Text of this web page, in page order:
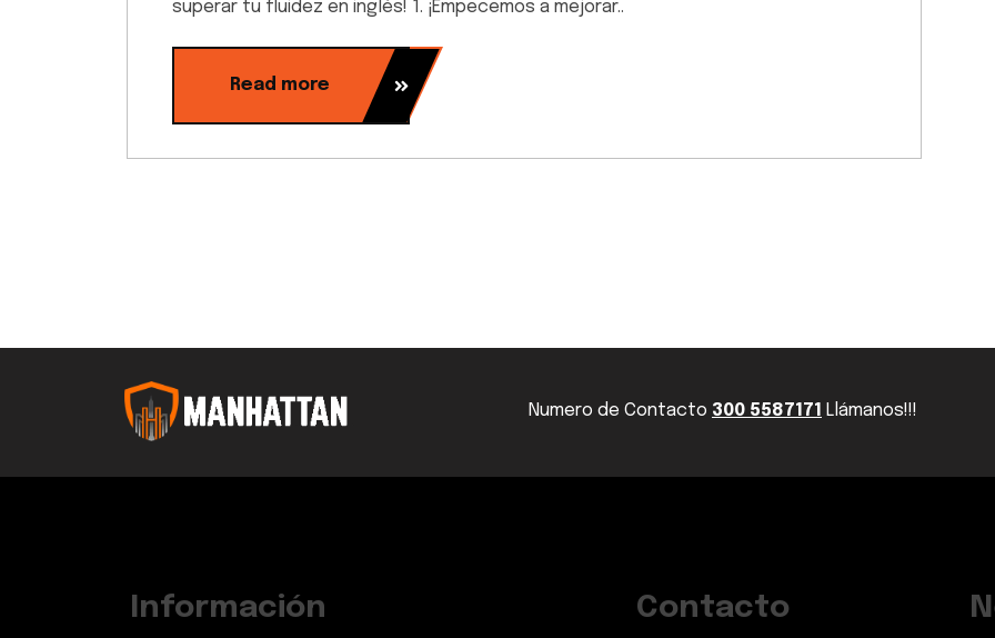
superar tu fluidez en inglés! 1. ¡Empecemos a mejorar..
Read more
Numero de Contacto 300 5587171 Llámanos!!!
Información Contacto